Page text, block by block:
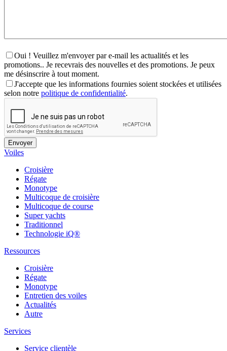
Oui ! Veuillez m'envoyer par e-mail les actualités et les
promotions.. Je recevrais des nouvelles et des promotions. Je peux
me désinscrire à tout moment.
J'accepte que les informations fournies soient stockées et utilisées
selon notre politique de confidentialité.
Voiles
Croisière
Régate
Monotype
Multicoque de croisière
Multicoque de course
Super yachts
Traditionnel
Technologie iQ®
Ressources
Croisière
Régate
Monotype
Entretien des voiles
Actualités
Autre
Services
Service clientèle